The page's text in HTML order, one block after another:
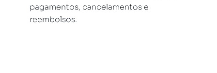
pagamentos, cancelamentos e
reembolsos.